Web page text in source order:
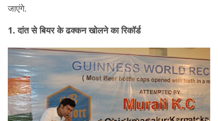
जाएंगे.
1. दांत से बियर के ढक्कन खोलने का रिकॉर्ड